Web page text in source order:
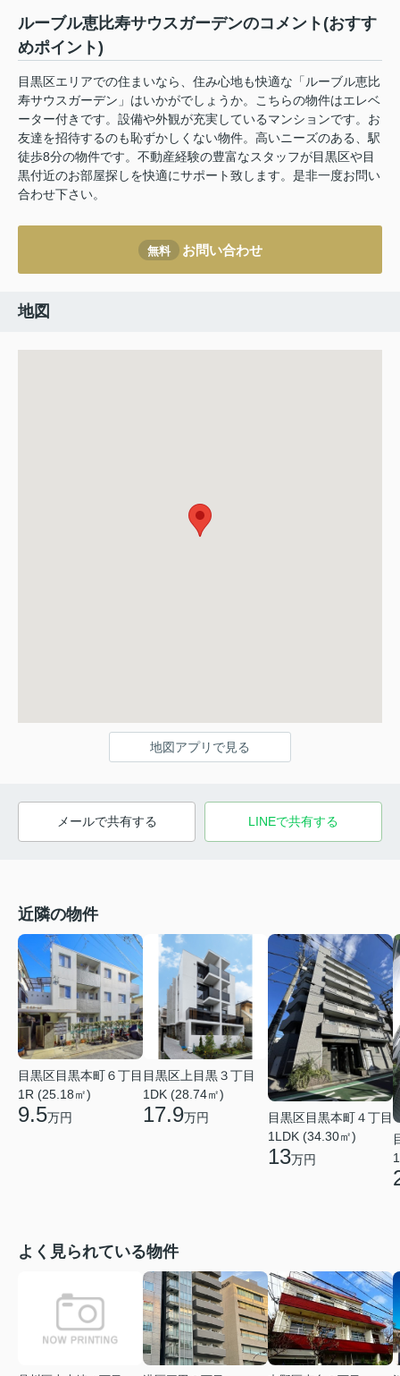
ルーブル恵比寿サウスガーデンのコメント(おすす
めポイント)
目黒区エリアでの住まいなら、住み心地も快適な「ルーブル恵比
寿サウスガーデン」はいかがでしょうか。こちらの物件はエレベ
ーター付きです。設備や外観が充実しているマンションです。お
友達を招待するのも恥ずかしくない物件。高いニーズのある、駅
徒歩8分の物件です。不動産経験の豊富なスタッフが目黒区や目
黒付近のお部屋探しを快適にサポート致します。是非一度お問い
合わせ下さい。
無料 お問い合わせ
地図
地図アプリで見る
メールで共有する LINEで共有する
近隣の物件
目黒区目黒本町６丁目
1R (25.18㎡)
9.5万円
目黒区上目黒３丁目
1DK (28.74㎡)
17.9万円
目黒区目黒本町４丁目
1LDK (34.30㎡)
13万円
よく見られている物件